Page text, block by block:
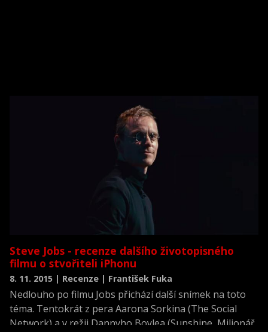
Steve Jobs - recenze dalšího životopisného
filmu o stvořiteli iPhonu
8. 11. 2015 | Recenze | František Fuka
Nedlouho po filmu Jobs přichází další snímek na toto
téma. Tentokrát z pera Aarona Sorkina (The Social
Network) a v režii Dannyho Boylea (Sunshine, Milionář